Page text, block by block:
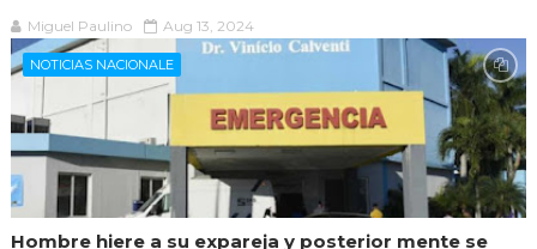
Miguel Paulino Aug 13, 2024
NOTICIAS NACIONALE
Hombre hiere a su expareja y posterior mente se